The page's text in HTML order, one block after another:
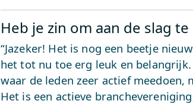
Heb je zin om aan de slag te
“Jazeker! Het is nog een beetje
het tot nu toe erg leuk en
waar de leden zeer actief meedoen,
Het is een actieve